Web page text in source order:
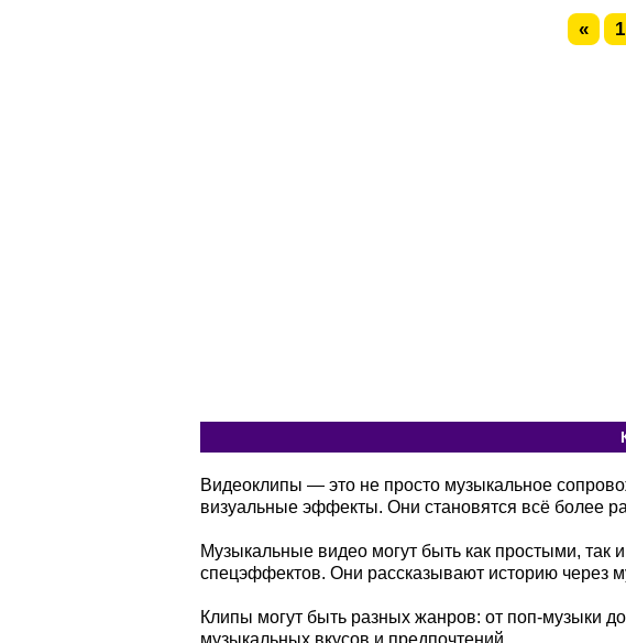
« 1
Видеоклипы — это не просто музыкальное
визуальные эффекты. Они становятся всё более
Музыкальные видео могут быть как простыми, так
спецэффектов. Они рассказывают историю через
Клипы могут быть разных жанров: от поп-музыки
музыкальных вкусов и предпочтений.